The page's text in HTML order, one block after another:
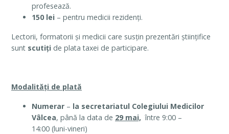
profesează.
150 lei – pentru medicii rezidenți.
Lectorii, formatorii și medicii care susțin prezentări științifice
sunt scutiți de plata taxei de participare.
Modalități de plată
Numerar – la secretariatul Colegiului Medicilor
Vâlcea, până la data de 29 mai, între 9:00 –
14:00 (luni-vineri)